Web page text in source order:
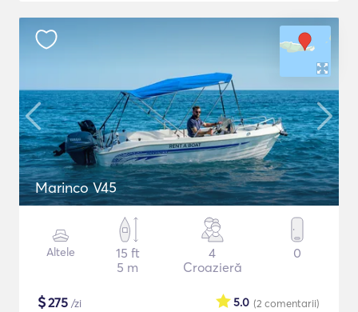
Marinco V45
Altele
15 ft
5 m
4
Croazieră
0
$275 /zi (2 comentarii)
5.0